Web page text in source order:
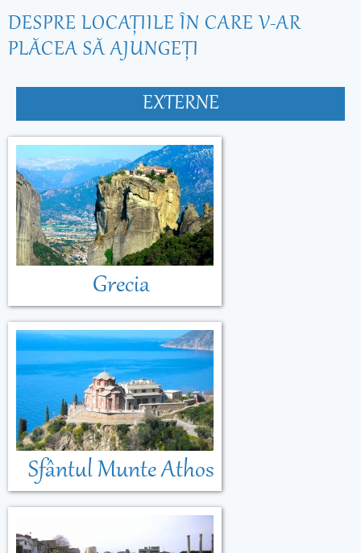
DESPRE LOCAŢIILE ÎN CARE V-AR
PLĂCEA SĂ AJUNGEŢI
EXTERNE
Grecia
Sfântul Munte Athos